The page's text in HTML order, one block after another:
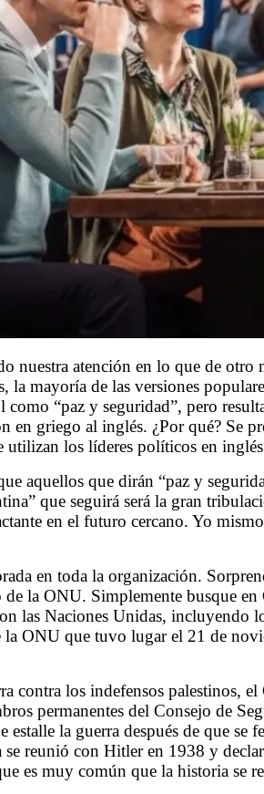
nuestra atención en lo que de otro
mayoría de las versiones
como “paz y seguridad”, pero
en griego al inglés. ¿Por qué? Se
utilizan los líderes políticos en
aquellos que dirán “paz y
que seguirá será la gran
en el futuro cercano. Yo
en toda la organización.
la ONU. Simplemente busque
las Naciones Unidas, incluyendo
ONU que tuvo lugar el 21 de
contra los indefensos palestinos,
permanentes del Consejo de
la guerra después de que se
reunió con Hitler en 1938 y
es muy común que la historia se